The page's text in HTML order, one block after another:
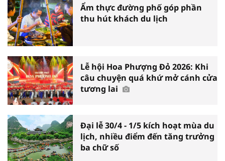
Ẩm thực đường phố góp phần
thu hút khách du lịch
Lễ hội Hoa Phượng Đỏ 2026: Khi
câu chuyện quá khứ mở cánh cửa
tương lai
Đại lễ 30/4 - 1/5 kích hoạt mùa du
lịch, nhiều điểm đến tăng trưởng
ba chữ số